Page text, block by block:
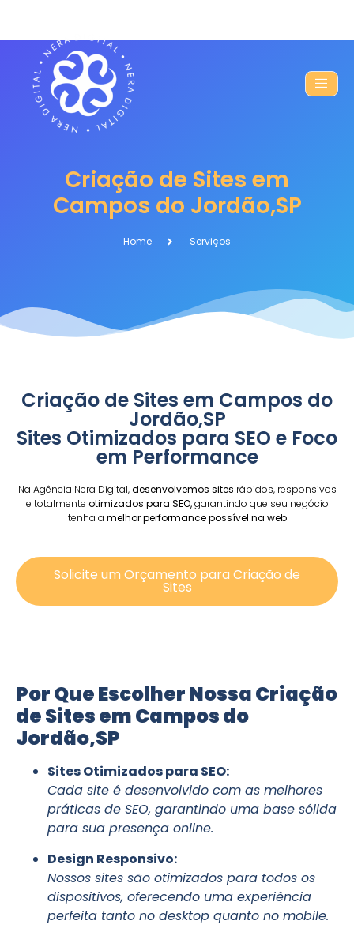
Criação de Sites em
Campos do Jordão,SP
Home Serviços
Criação de Sites em Campos do
Jordão,SP
Sites Otimizados para SEO e Foco
em Performance
Na Agência Nera Digital,desenvolvemos sites rápidos, responsivos
e totalmente otimizados para SEO,garantindo que seu negócio
tenha a melhor performance possível na web
Solicite um Orçamento para Criação de
Sites
Por Que Escolher Nossa Criação
de Sites em Campos do
Jordão,SP
Sites Otimizados para SEO:
Cada site é desenvolvido com as melhores
práticas de SEO, garantindo uma base sólida
para sua presença online.
Design Responsivo:
Nossos sites são otimizados para todos os
dispositivos, oferecendo uma experiência
perfeita tanto no desktop quanto no mobile.